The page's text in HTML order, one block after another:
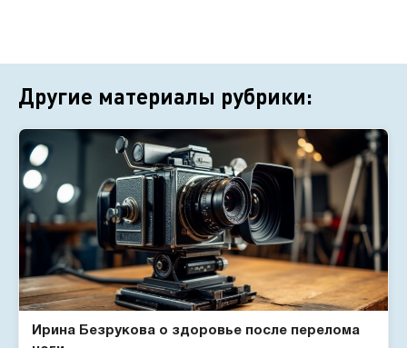
Другие материалы рубрики:
Ирина Безрукова о здоровье после перелома